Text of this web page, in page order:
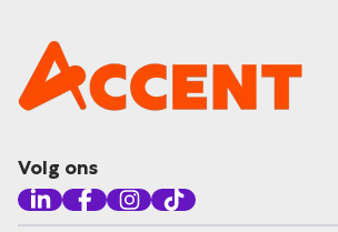
Volg ons